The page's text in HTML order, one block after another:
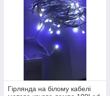
Гірлянда на білому кабелі